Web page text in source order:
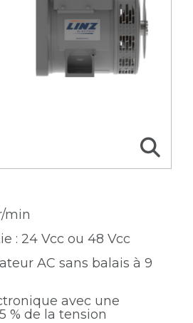
min
: 24 Vcc ou 48 Vcc
AC sans balais à 9
avec une
% de la tension